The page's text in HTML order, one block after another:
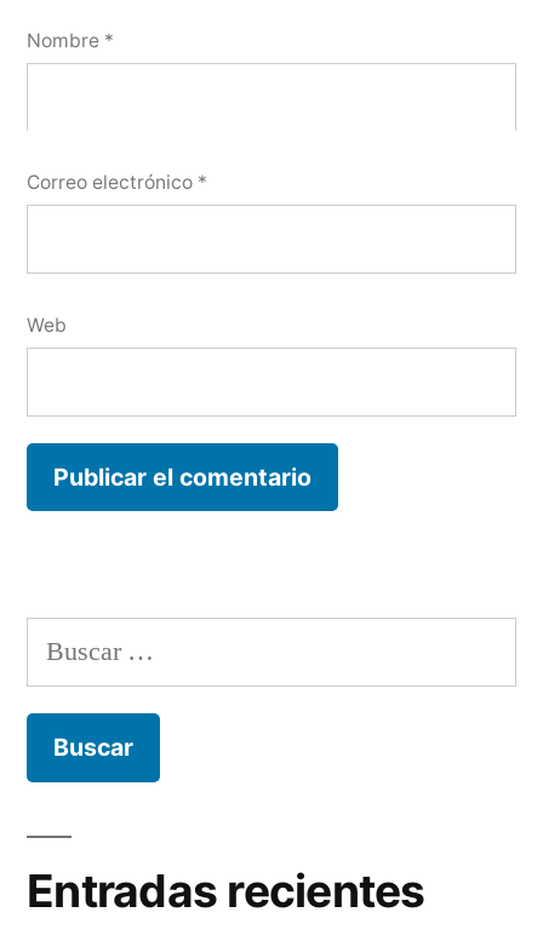
Nombre *
Correo electrónico *
Web
Buscar:
Entradas recientes